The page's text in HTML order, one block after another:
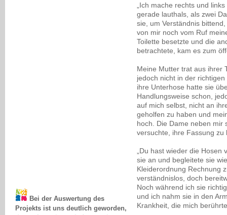
„Ich mache rechts und
gerade lauthals, als zwei
sie, um Verständnis
von mir noch vom Ruf
Toilette besetzte und die
betrachtete, kam es zum
Meine Mutter trat aus ihrer
jedoch nicht in der
ihre Unterhose hatte sie
Handlungsweise schon,
auf mich selbst, nicht an
geholfen zu haben und
hoch. Die Dame neben mir
versuchte, ihre Fassung
„Du hast wieder die
sie an und begleitete sie
Kleiderordnung Rechnung
verständnislos, doch
Noch während ich sie
und ich nahm sie in den
Krankheit, die mich
Projekts ist uns deutlich geworden,
dass wir noch am Anfang stehen